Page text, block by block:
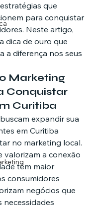
que
para conquistar
Neste artigo,
dica de ouro que
a diferença nos seus
Marketing
Conquistar
Curitiba
expandir sua
em Curitiba
no marketing local.
valorizam a conexão
têm maior
consumidores
negócios que
necessidades